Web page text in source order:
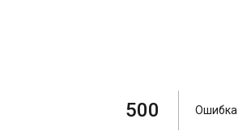
500 Ошибка